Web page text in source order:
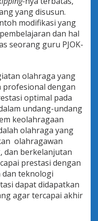
yang disusun.
modifikasi yang
dan hal
seorang guru PJOK-
olahraga yang
profesional dengan
optimal pada
undang-undang
keolahragaan
olahraga yang
olahragawan
dan berkelanjutan
prestasi dengan
teknologi
dapat didapatkan
agar tercapai akhir